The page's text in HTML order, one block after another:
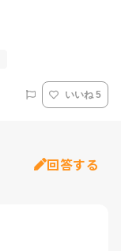
いいね 5
回答する